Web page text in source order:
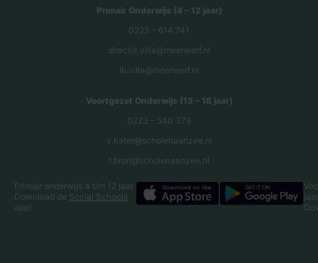
Primair Onderwijs (4 – 12 jaar)
0223 – 614 741
directie.villa@meerwerf.nl
ib.villa@meerwerf.nl
Voortgezet Onderwijs (13 – 18 jaar)
0223 – 540 379
v.kater@scholenaanzee.nl
t.bron@scholenaanzee.nl
Primair onderwijs 4 t/m 12 jaar
Download de Social Schools
app!
jaar